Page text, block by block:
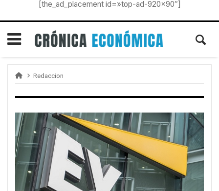
[the_ad_placement id=»top-ad-920×90″]
Redaccion